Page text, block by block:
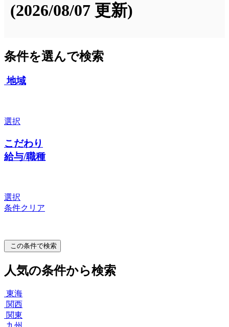
(2026/08/07 更新)
条件を選んで検索
地域
選択
こだわり
給与/職種
選択
条件クリア
この条件で検索
人気の条件から検索
東海
関西
関東